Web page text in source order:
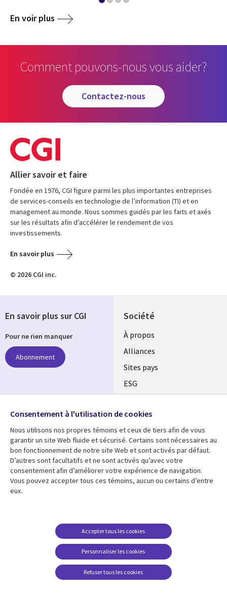
En voir plus
Comment pouvons-nous vous aider?
contactez-nous
Allier savoir et faire
Fondée en 1976, CGI figure parmi les plus importantes entreprises
de services-conseils en technologie de l’information (TI) et en
management au monde. Nous sommes guidés par les faits et axés
sur les résultats afin d’accélérer le rendement de vos
investissements.
En savoir plus
© 2026 CGI inc.
Société
À propos
Alliances
Sites pays
ESG
Fusions
Salle de presse
Ressources
Articles
Études de cas
Baladodiffusions
Support
Restrictions et
conditions juridiques
Carrières FAQ
Centre de gestion des
En savoir plus sur CGI
Pour ne rien manquer
Abonnement
Suivez-nous
Social
Media
Global
FR
Consentement à l'utilisation de cookies
Nous utilisons nos propres témoins et ceux de tiers afin de vous
garantir un site Web fluide et sécurisé. Certains sont nécessaires au
bon fonctionnement de notre site Web et sont activés par défaut.
D’autres sont facultatifs et ne sont activés qu’avec votre
consentement afin d’améliorer votre expérience de navigation.
Vous pouvez accepter tous ces témoins, aucun ou certains d’entre
eux.
Personnaliser les cookies
Accepter tous les cookies
Refuser tous les cookies